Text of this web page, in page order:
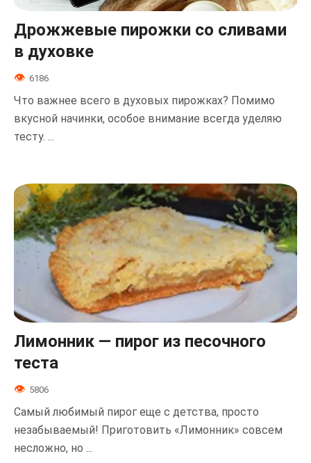
Дрожжевые пирожки со сливами
в духовке
6186
Что важнее всего в духовых пирожках? Помимо
вкусной начинки, особое внимание всегда уделяю
тесту. ...
Лимонник — пирог из песочного
теста
5806
Самый любимый пирог еще с детства, просто
незабываемый! Приготовить «Лимонник» совсем
несложно, но ...